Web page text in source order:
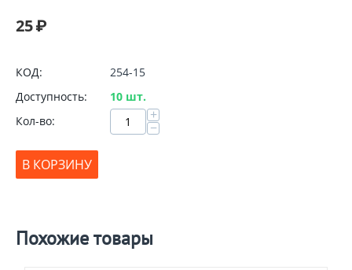
25₽
КОД:
254-15
Доступность:
10 шт.
Кол-во:
+
−
В КОРЗИНУ
Похожие товары